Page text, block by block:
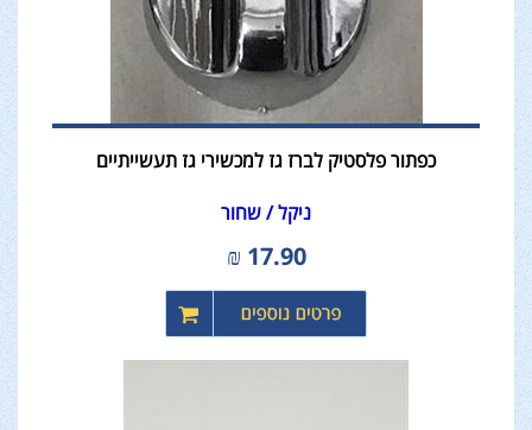
כפתור פלסטיק לברז גז למכשירי גז תעשייתיים
ניקל / שחור
17.90
₪